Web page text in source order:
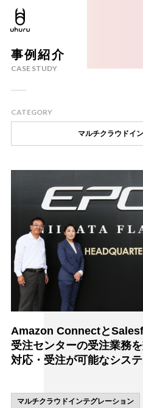
事例紹介
CASE STUDY
CATEGORY
マルチクラウドイ
Amazon Connectと
受注センターの受注業務
対応・受注が可能なシス
マルチクラウドインテグレーション